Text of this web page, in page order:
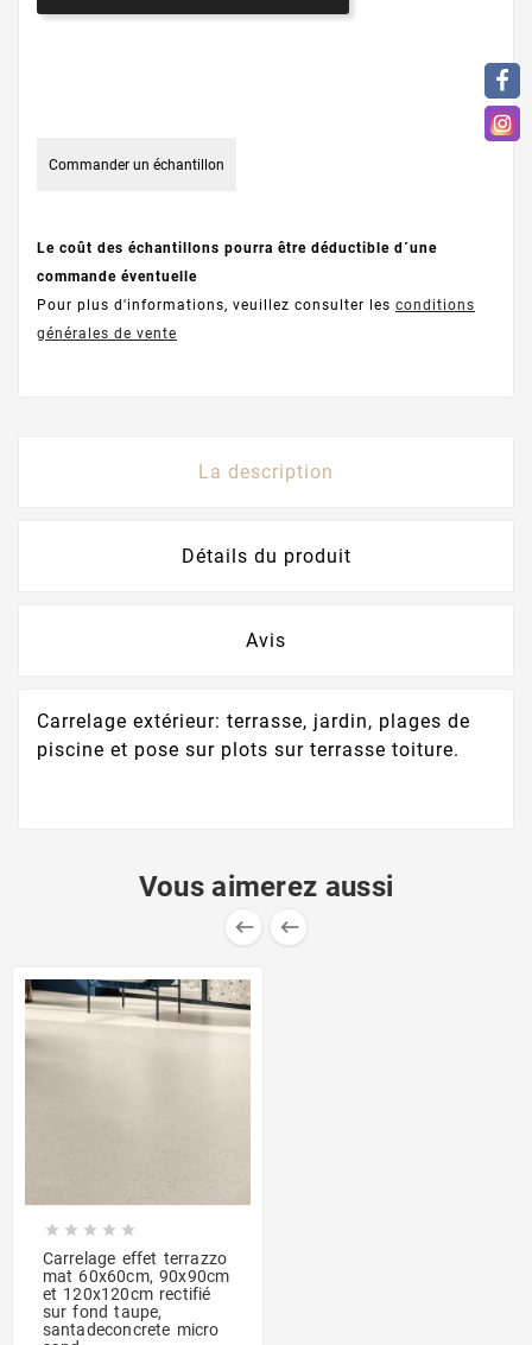
Commander un échantillon
Le coût des échantillons pourra être déductible d´une
commande éventuelle
Pour plus d'informations, veuillez consulter les conditions
générales de vente
La description
Détails du produit
Avis
Carrelage extérieur: terrasse, jardin, plages de
piscine et pose sur plots sur terrasse toiture.
Vous aimerez aussi
 
    
Carrelage effet terrazzo
mat 60x60cm, 90x90cm
et 120x120cm rectifié
sur fond taupe,
santadeconcrete micro